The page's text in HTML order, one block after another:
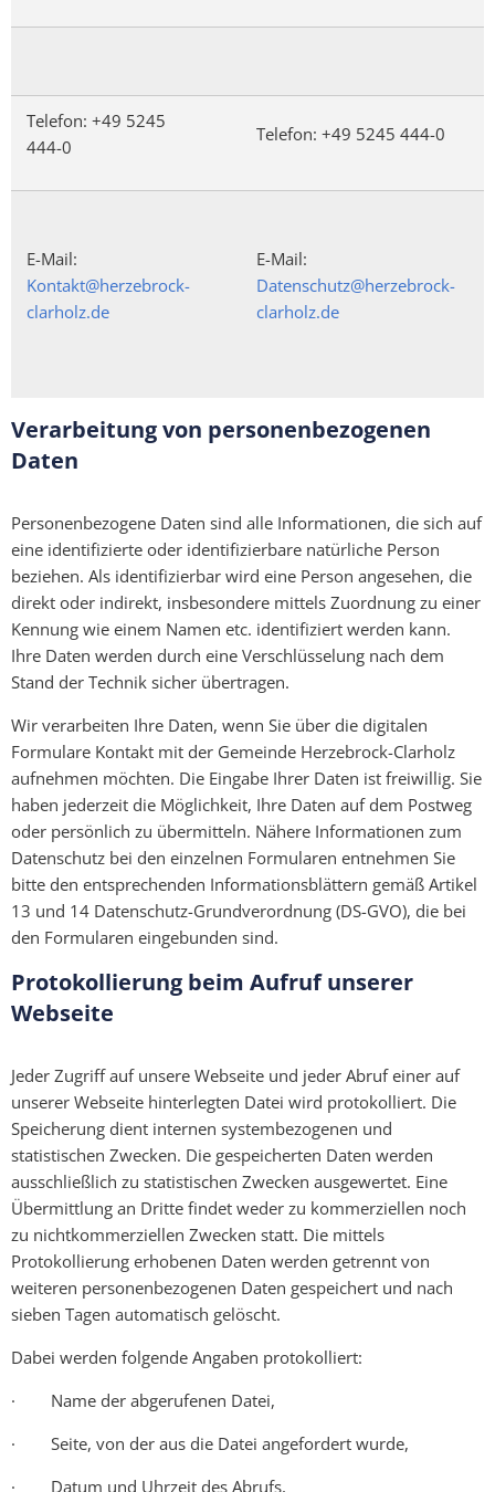
Telefon: +49 5245
444-0
Telefon: +49 5245 444-0
E-Mail:
Kontakt@herzebrock-
clarholz.de
E-Mail:
Datenschutz@herzebrock-
clarholz.de
Verarbeitung von personenbezogenen
Daten
Personenbezogene Daten sind alle Informationen, die sich auf
eine identifizierte oder identifizierbare natürliche Person
beziehen. Als identifizierbar wird eine Person angesehen, die
direkt oder indirekt, insbesondere mittels Zuordnung zu einer
Kennung wie einem Namen etc. identifiziert werden kann.
Ihre Daten werden durch eine Verschlüsselung nach dem
Stand der Technik sicher übertragen.
Wir verarbeiten Ihre Daten, wenn Sie über die digitalen
Formulare Kontakt mit der Gemeinde Herzebrock-Clarholz
aufnehmen möchten. Die Eingabe Ihrer Daten ist freiwillig. Sie
haben jederzeit die Möglichkeit, Ihre Daten auf dem Postweg
oder persönlich zu übermitteln. Nähere Informationen zum
Datenschutz bei den einzelnen Formularen entnehmen Sie
bitte den entsprechenden Informationsblättern gemäß Artikel
13 und 14 Datenschutz-Grundverordnung (DS-GVO), die bei
den Formularen eingebunden sind.
Protokollierung beim Aufruf unserer
Webseite
Jeder Zugriff auf unsere Webseite und jeder Abruf einer auf
unserer Webseite hinterlegten Datei wird protokolliert. Die
Speicherung dient internen systembezogenen und
statistischen Zwecken. Die gespeicherten Daten werden
ausschließlich zu statistischen Zwecken ausgewertet. Eine
Übermittlung an Dritte findet weder zu kommerziellen noch
zu nichtkommerziellen Zwecken statt. Die mittels
Protokollierung erhobenen Daten werden getrennt von
weiteren personenbezogenen Daten gespeichert und nach
sieben Tagen automatisch gelöscht.
Dabei werden folgende Angaben protokolliert:
· Name der abgerufenen Datei,
· Seite, von der aus die Datei angefordert wurde,
· Datum und Uhrzeit des Abrufs,